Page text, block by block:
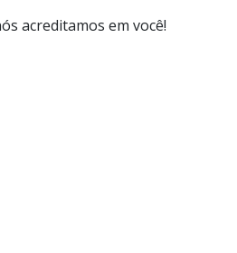
acreditamos em você!